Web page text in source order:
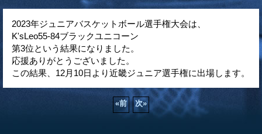
2023年ジュニアバスケットボール選手権大会は、
K'sLeo55-84ブラックユニコーン
第3位という結果になりました。
応援ありがとうございました。
この結果、12月10日より近畿ジュニア選手権に出場します。
«前 次»